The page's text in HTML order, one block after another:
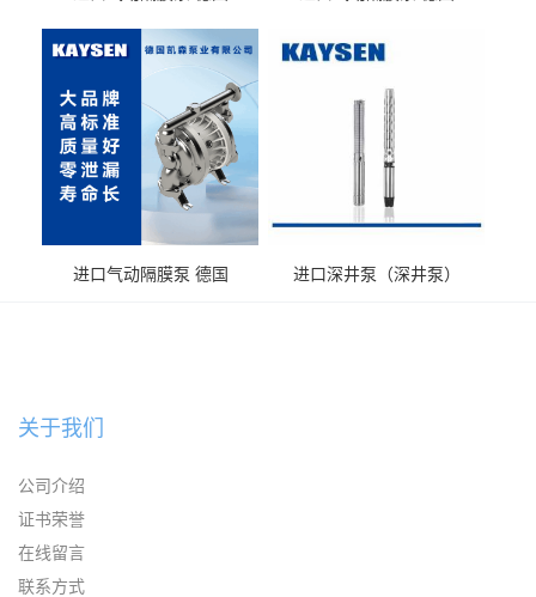
送气动泵
输送
进口气动隔膜泵 德国
进口深井泵（深井泵）
关于我们
公司介绍
证书荣誉
在线留言
联系方式